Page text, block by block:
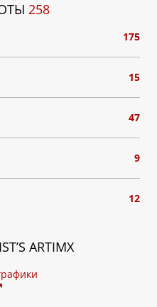
258
175
15
47
9
12
ARTIMX